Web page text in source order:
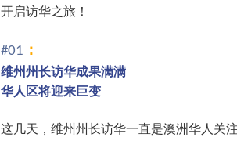
开启访华之旅！
#01 ：
维州州长访华成果满满
华人区将迎来巨变
这几天，维州州长访华一直是澳洲华人关注